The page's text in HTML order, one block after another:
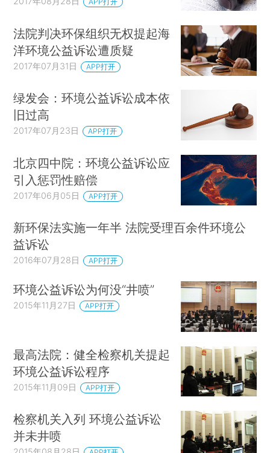
法院判决环保组织无权提起海
洋环境公益诉讼遭质疑
2017年07月31日 APP打开
绿发会：环境公益诉讼成本依
旧过高
2017年07月23日 APP打开
北京四中院：环境公益诉讼应
引入惩罚性赔偿
2017年06月05日 APP打开
新环保法实施一年半 法院受理百余件环境公
益诉讼
2016年07月28日 APP打开
环境公益诉讼为何没“井喷”
2015年11月27日 APP打开
最高法院：健全检察机关提起
环境公益诉讼程序
2015年11月09日 APP打开
检察机关入列 环境公益诉讼
并未井喷